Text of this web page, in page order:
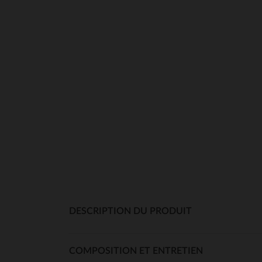
DESCRIPTION DU PRODUIT
COMPOSITION ET ENTRETIEN